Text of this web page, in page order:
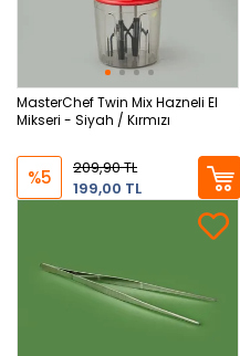
MasterChef Twin Mix Hazneli El
Mikseri - Siyah / Kırmızı
%5
209,90 TL
199,00 TL